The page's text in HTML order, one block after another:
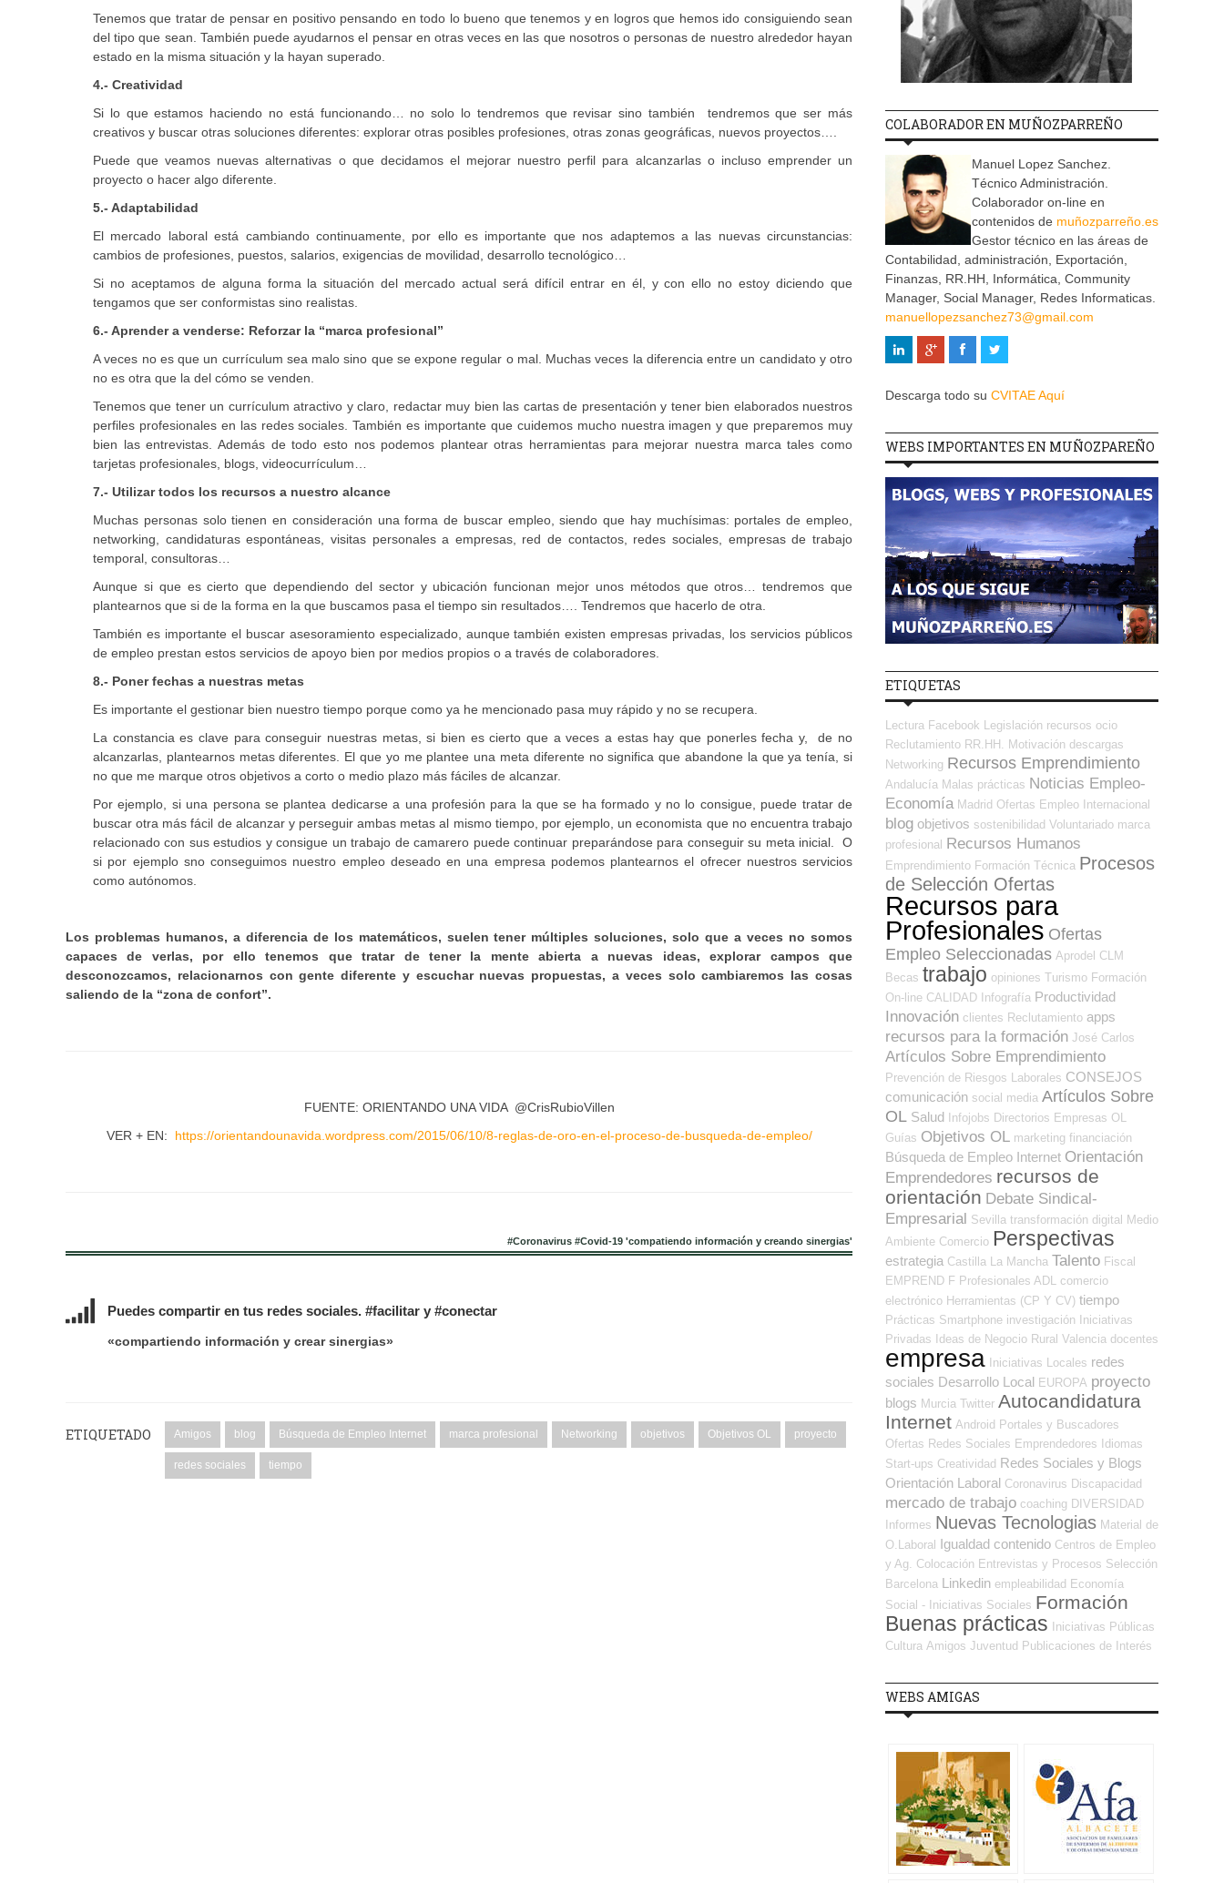
Tenemos que tratar de pensar en positivo pensando en todo lo bueno que tenemos y en logros que hemos ido consiguiendo sean
del tipo que sean. También puede ayudarnos el pensar en otras veces en las que nosotros o personas de nuestro alrededor hayan
estado en la misma situación y la hayan superado.
4.- Creatividad
Si lo que estamos haciendo no está funcionando… no solo lo tendremos que revisar sino también tendremos que ser más
creativos y buscar otras soluciones diferentes: explorar otras posibles profesiones, otras zonas geográficas, nuevos proyectos….
Puede que veamos nuevas alternativas o que decidamos el mejorar nuestro perfil para alcanzarlas o incluso emprender un
proyecto o hacer algo diferente.
5.- Adaptabilidad
El mercado laboral está cambiando continuamente, por ello es importante que nos adaptemos a las nuevas circunstancias:
cambios de profesiones, puestos, salarios, exigencias de movilidad, desarrollo tecnológico…
Si no aceptamos de alguna forma la situación del mercado actual será difícil entrar en él, y con ello no estoy diciendo que
tengamos que ser conformistas sino realistas.
6.- Aprender a venderse: Reforzar la “marca profesional”
A veces no es que un currículum sea malo sino que se expone regular o mal. Muchas veces la diferencia entre un candidato y otro
no es otra que la del cómo se venden.
Tenemos que tener un currículum atractivo y claro, redactar muy bien las cartas de presentación y tener bien elaborados nuestros
perfiles profesionales en las redes sociales. También es importante que cuidemos mucho nuestra imagen y que preparemos muy
bien las entrevistas. Además de todo esto nos podemos plantear otras herramientas para mejorar nuestra marca tales como
tarjetas profesionales, blogs, videocurrículum…
7.- Utilizar todos los recursos a nuestro alcance
Muchas personas solo tienen en consideración una forma de buscar empleo, siendo que hay muchísimas: portales de empleo,
networking, candidaturas espontáneas, visitas personales a empresas, red de contactos, redes sociales, empresas de trabajo
temporal, consultoras…
Aunque si que es cierto que dependiendo del sector y ubicación funcionan mejor unos métodos que otros… tendremos que
plantearnos que si de la forma en la que buscamos pasa el tiempo sin resultados…. Tendremos que hacerlo de otra.
También es importante el buscar asesoramiento especializado, aunque también existen empresas privadas, los servicios públicos
de empleo prestan estos servicios de apoyo bien por medios propios o a través de colaboradores.
8.- Poner fechas a nuestras metas
Es importante el gestionar bien nuestro tiempo porque como ya he mencionado pasa muy rápido y no se recupera.
La constancia es clave para conseguir nuestras metas, si bien es cierto que a veces a estas hay que ponerles fecha y, de no
alcanzarlas, plantearnos metas diferentes. El que yo me plantee una meta diferente no significa que abandone la que ya tenía, si
no que me marque otros objetivos a corto o medio plazo más fáciles de alcanzar.
Por ejemplo, si una persona se plantea dedicarse a una profesión para la que se ha formado y no lo consigue, puede tratar de
buscar otra más fácil de alcanzar y perseguir ambas metas al mismo tiempo, por ejemplo, un economista que no encuentra trabajo
relacionado con sus estudios y consigue un trabajo de camarero puede continuar preparándose para conseguir su meta inicial. O
si por ejemplo sno conseguimos nuestro empleo deseado en una empresa podemos plantearnos el ofrecer nuestros servicios
como autónomos.
Los problemas humanos, a diferencia de los matemáticos, suelen tener múltiples soluciones, solo que a veces no somos
capaces de verlas, por ello tenemos que tratar de tener la mente abierta a nuevas ideas, explorar campos que
desconozcamos, relacionarnos con gente diferente y escuchar nuevas propuestas, a veces solo cambiaremos las cosas
saliendo de la “zona de confort”.
FUENTE: ORIENTANDO UNA VIDA @CrisRubioVillen
VER + EN: https://orientandounavida.wordpress.com/2015/06/10/8-reglas-de-oro-en-el-proceso-de-busqueda-de-empleo/
#Coronavirus #Covid-19 'compatiendo información y creando sinergias'
Puedes compartir en tus redes sociales. #facilitar y #conectar
«compartiendo información y crear sinergias»
ETIQUETADO Amigos blog Búsqueda de Empleo Internet marca profesional Networking objetivos Objetivos OL proyecto
redes sociales tiempo
COLABORADOR EN MUÑOZPARREÑO
Manuel Lopez Sanchez.
Técnico Administración.
Colaborador on-line en
contenidos de muñozparreño.es
Gestor técnico en las áreas de
Contabilidad, administración, Exportación,
Finanzas, RR.HH, Informática, Community
Manager, Social Manager, Redes Informaticas.
manuellopezsanchez73@gmail.com
Descarga todo su CVITAE Aquí
WEBS IMPORTANTES EN MUÑOZPAREÑO
ETIQUETAS
Lectura Facebook Legislación recursos ocio
Reclutamiento RR.HH.
Motivación descargas
Networking Recursos Emprendimiento
Andalucía Malas prácticas Noticias Empleo-
Economía Madrid Ofertas Empleo Internacional
blog objetivos sostenibilidad Voluntariado marca
profesional Recursos Humanos
Emprendimiento Formación Técnica Procesos
de Selección Ofertas
Recursos para
Profesionales Ofertas
Empleo Seleccionadas Aprodel CLM
Becas trabajo opiniones Turismo Formación
On-line CALIDAD Infografía Productividad
Innovación clientes Reclutamiento apps
recursos para la formación José Carlos
Artículos Sobre Emprendimiento
Prevención de Riesgos Laborales CONSEJOS
comunicación social media Artículos Sobre
OL Salud Infojobs Directorios Empresas OL
Guías Objetivos OL marketing financiación
Búsqueda de Empleo Internet Orientación
Emprendedores recursos de
orientación Debate Sindical-
Empresarial Sevilla transformación digital
Medio
Ambiente Comercio Perspectivas
estrategia Castilla La Mancha Talento Fiscal
EMPREND F Profesionales ADL
comercio
electrónico Herramientas (CP Y CV) tiempo
Prácticas Smartphone investigación
Iniciativas
Privadas
Ideas de Negocio Rural Valencia docentes
empresa Iniciativas Locales redes
sociales Desarrollo Local EUROPA proyecto
blogs Murcia Twitter Autocandidatura
Internet Android Portales y Buscadores
Ofertas Redes Sociales Emprendedores
Idiomas
Start-ups Creatividad Redes Sociales y Blogs
Orientación Laboral Coronavirus Discapacidad
mercado de trabajo coaching DIVERSIDAD
Informes Nuevas Tecnologias Material de
O.Laboral Igualdad contenido Centros de Empleo
y Ag. Colocación Entrevistas y Procesos Selección
Barcelona Linkedin empleabilidad Economía
Social - Iniciativas Sociales Formación
Buenas prácticas
Iniciativas Públicas
Cultura Amigos Juventud Publicaciones de Interés
WEBS AMIGAS